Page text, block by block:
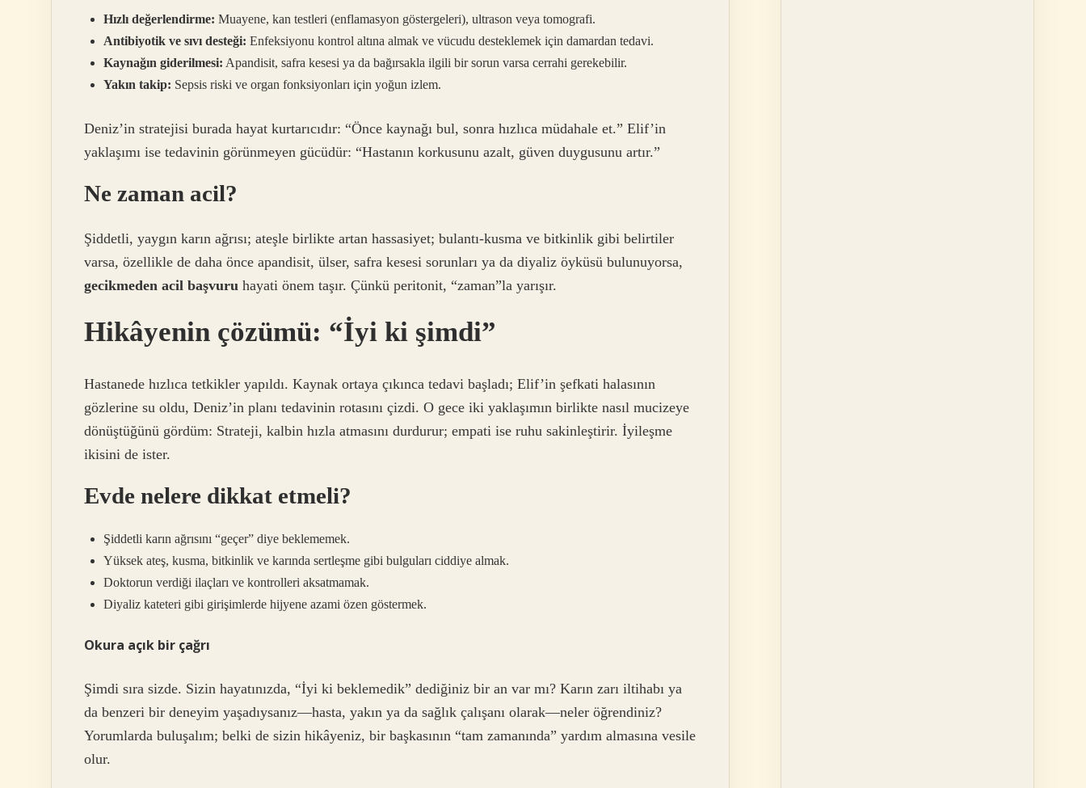
Hızlı değerlendirme: Muayene, kan testleri (enflamasyon göstergeleri), ultrason veya tomografi.
Antibiyotik ve sıvı desteği: Enfeksiyonu kontrol altına almak ve vücudu desteklemek için damardan tedavi.
Kaynağın giderilmesi: Apandisit, safra kesesi ya da bağırsakla ilgili bir sorun varsa cerrahi gerekebilir.
Yakın takip: Sepsis riski ve organ fonksiyonları için yoğun izlem.
Deniz’in stratejisi burada hayat kurtarıcıdır: “Önce kaynağı bul, sonra hızlıca müdahale et.” Elif’in
yaklaşımı ise tedavinin görünmeyen gücüdür: “Hastanın korkusunu azalt, güven duygusunu artır.”
Ne zaman acil?
Şiddetli, yaygın karın ağrısı; ateşle birlikte artan hassasiyet; bulantı-kusma ve bitkinlik gibi belirtiler
varsa, özellikle de daha önce apandisit, ülser, safra kesesi sorunları ya da diyaliz öyküsü bulunuyorsa,
gecikmeden acil başvuru hayati önem taşır. Çünkü peritonit, “zaman”la yarışır.
Hikâyenin çözümü: “İyi ki şimdi”
Hastanede hızlıca tetkikler yapıldı. Kaynak ortaya çıkınca tedavi başladı; Elif’in şefkati halasının
gözlerine su oldu, Deniz’in planı tedavinin rotasını çizdi. O gece iki yaklaşımın birlikte nasıl mucizeye
dönüştüğünü gördüm: Strateji, kalbin hızla atmasını durdurur; empati ise ruhu sakinleştirir. İyileşme
ikisini de ister.
Evde nelere dikkat etmeli?
Şiddetli karın ağrısını “geçer” diye beklememek.
Yüksek ateş, kusma, bitkinlik ve karında sertleşme gibi bulguları ciddiye almak.
Doktorun verdiği ilaçları ve kontrolleri aksatmamak.
Diyaliz kateteri gibi girişimlerde hijyene azami özen göstermek.
Okura açık bir çağrı
Şimdi sıra sizde. Sizin hayatınızda, “İyi ki beklemedik” dediğiniz bir an var mı? Karın zarı iltihabı ya
da benzeri bir deneyim yaşadıysanız—hasta, yakın ya da sağlık çalışanı olarak—neler öğrendiniz?
Yorumlarda buluşalım; belki de sizin hikâyeniz, bir başkasının “tam zamanında” yardım almasına vesile
olur.